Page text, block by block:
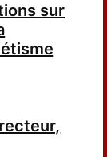
sur